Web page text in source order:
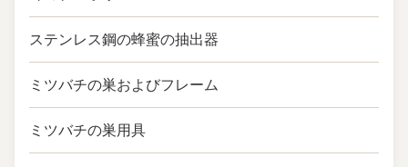
ステンレス鋼の蜂蜜の抽出器
ミツバチの巣およびフレーム
ミツバチの巣用具